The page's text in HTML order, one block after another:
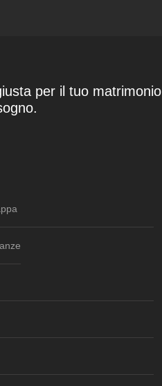
per il tuo matrimonio